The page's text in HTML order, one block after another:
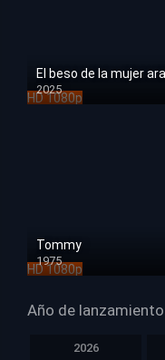
El beso de la mujer
2025
HD 1080p
Tommy
1975
HD 1080p
Año de lanzamiento
2026